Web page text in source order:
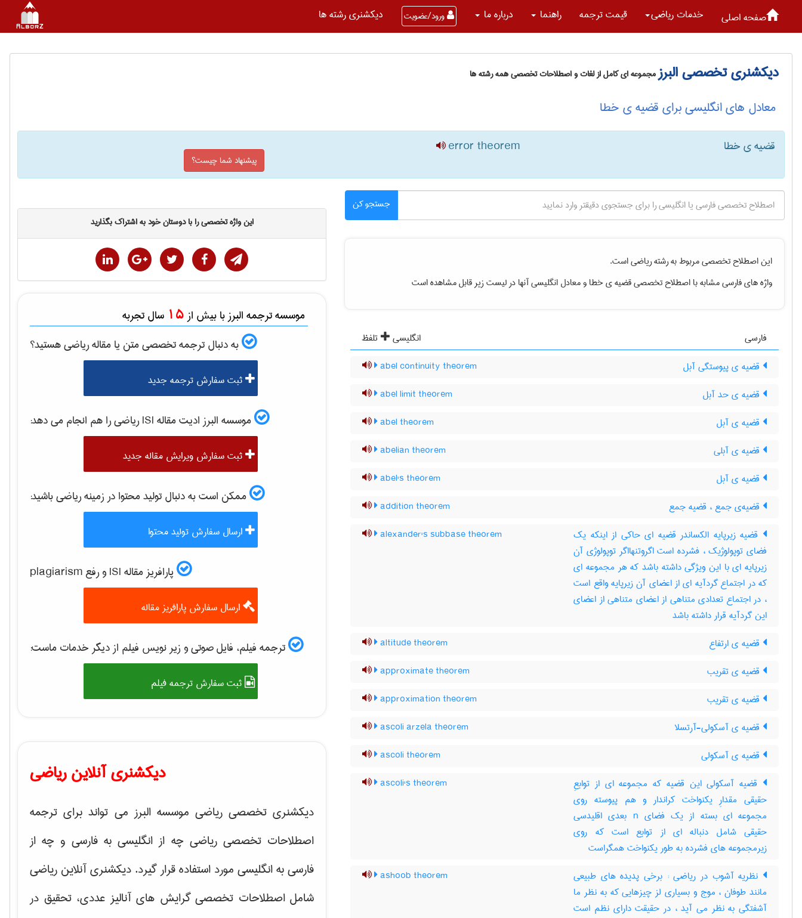
صفحه اصلی خدمات رياضی قیمت ترجمه راهنما درباره ما ورود/عضویت دیکشنری رشته ها
دیکشنری تخصصی البرزمجموعه ای کامل از لغات و اصطلاحات تخصصی همه رشته ها
معادل های انگلیسی برای قضیه ی خطا
قضیه ی خطا error theorem
پیشنهاد شما چیست؟
جستجو کن
این اصطلاح تخصصی مربوط به رشتهرياضیاست.
واژه های فارسی مشابه با اصطلاح تخصصیقضیه ی خطاو معادل انگلیسی آنها در لیست زیر قابل مشاهده است
فارسی انگلیسی
تلفظ
قضیه ی پیوستگی آبل
abel continuity theorem
قضیه ی حد آبل abel limit theorem
قضیه ی آبل abel theorem
قضیه ی آبلی abelian theorem
قضیه ی آبل abel's theorem
قضیه‌ی جمع ، قضیه جمع addition theorem
قضیه زیرپایه الکساندر قضیه ای حاکی از اینکه یک
فضای توپولوژیک ، فشرده است اگروتنهااگر توپولوژی آن
زیرپایه ای با این ویژگی داشته باشد که هر مجموعه ای
که در اجتماع گردآیه ای از اعضای آن زیرپایه واقع است
، در اجتماع تعدادی متناهی از اعضای متناهی از اعضای
این گردآیه قرار داشته باشد
alexander's subbase theorem
قضیه ی ارتفاع altitude theorem
قضیه ی تقریب approximate theorem
قضیه ی تقریب approximation theorem
قضیه ی آسکولی-آرتسلا ascoli arzela theorem
قضیه ی آسکولی ascoli theorem
قضیه آسکولی این قضیه که مجموعه ای از توابعِ
حقیقی مقدارِ یکنواخت کراندار و هم پیوسته روی
مجموعه ای بسته از یک فضای n بعدی اقلیدسی
حقیقی شامل دنباله ای از توابع است که روی
زیرمجموعه های فشرده به طور یکنواخت همگراست
ascoli's theorem
نظریه آشوب در ریاضی : برخی پدیده های طبیعی
مانند طوفان ، موج و بسیاری لز چیزهایی که به نظر ما
آشفتگی به نظر می آید ، در حقیقت دارای نظم است
ashoob theorem
این واژه تخصصی را با دوستان خود به اشتراک بگذارید
موسسه ترجمه البرز با بیش از 15 سال تجربه
به دنبال ترجمه تخصصی متن یا مقالهرياضیهستید؟
ثبت سفارش ترجمه جدید
موسسه البرز ادیت مقاله ISI رياضیرا هم انجام می دهد:
ثبت سفارش ویرایش مقاله جدید
ممکن است به دنبال تولید محتوا در زمینهرياضیباشید:
ارسال سفارش تولید محتوا
پارافریز مقاله ISI و رفع plagiarism
ارسال سفارش پارافریز مقاله
ترجمه فیلم، فایل صوتی و زیر نویس فیلم از دیگر خدمات ماست:
ثبت سفارش ترجمه فیلم
دیکشنری آنلاین ریاضی
دیکشنری تخصصی ریاضی موسسه البرز می تواند برای ترجمه
اصطلاحات تخصصی ریاضی چه از انگلیسی به فارسی و چه از
فارسی به انگلیسی مورد استفاده قرار گیرد. دیکشنری آنلاین ریاضی
شامل اصطلاحات تخصصی گرایش هایآنالیز عددی، تحقیق در